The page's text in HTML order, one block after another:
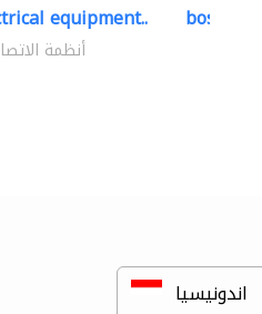
equipment..
أنظمة
bosch